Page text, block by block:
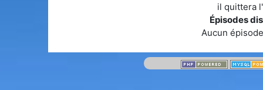
il quittera
Épisodes
Aucun